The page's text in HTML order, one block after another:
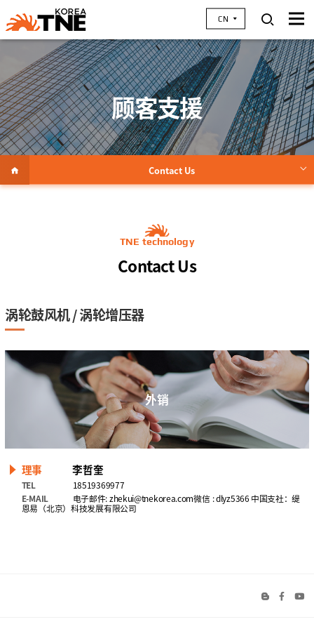
CN
顾客支援
Contact Us
TNE technology
Contact Us
涡轮鼓风机 / 涡轮增压器
外销
理事 李哲奎
TEL
18519369977
E-MAIL
电子邮件: zhekui@tnekorea.com ㅤㅤㅤㅤㅤㅤㅤㅤ微信 : dlyz5366 ㅤㅤㅤㅤ ㅤㅤㅤㅤㅤㅤ中国支社：ㅤ缇
恩易（北京）科技发展有限公司